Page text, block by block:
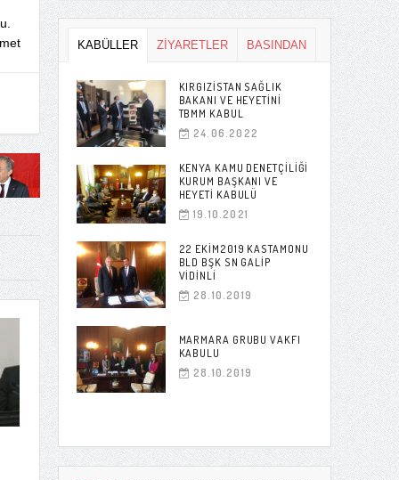
KABÜLLER ZİYARETLER BASINDAN
KIRGIZISTAN SAĞLIK
BAKANI VE HEYETINI
TBMM KABUL
24.06.2022
KENYA KAMU DENETÇILIĞI
KURUM BAŞKANI VE
HEYETI KABULÜ
19.10.2021
22 EKIM2019 KASTAMONU
BLD BŞK SN GALIP
VIDINLI
28.10.2019
MARMARA GRUBU VAKFI
KABULU
28.10.2019